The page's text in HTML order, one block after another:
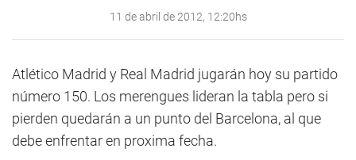
11 de abril de 2012, 12:20hs
Atlético Madrid y Real Madrid jugarán hoy su partido
número 150. Los merengues lideran la tabla pero si
pierden quedarán a un punto del Barcelona, al que
debe enfrentar en proxima fecha.